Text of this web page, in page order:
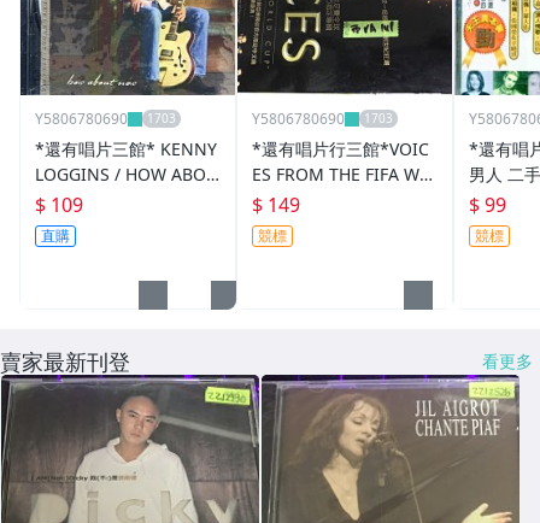
Y5806780690
*還有唱片三館* KENNY
LOGGINS / HOW ABOU
T NOW 二手 ZZ0457 (封
面底破)
$ 109
直購
Y5806780690
*還有唱片行三館*VOIC
ES FROM THE FIFA WO
RLD CUP 二手 ZZ15342
(競標)
$ 149
競標
*還有唱
男人 二
標)
$ 99
競標
賣家最新刊登 看更多